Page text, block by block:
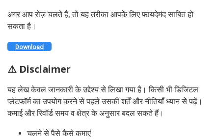
अगर आप रोज़ चलते हैं, तो यह तरीका आपके लिए फायदेमंद साबित हो
सकता है।
Download
⚠️ Disclaimer
यह लेख केवल जानकारी के उद्देश्य से लिखा गया है। किसी भी डिजिटल
प्लेटफॉर्म का उपयोग करने से पहले उसकी शर्तें और नीतियाँ ध्यान से पढ़ें।
कमाई और रिवॉर्ड समय व क्षेत्र के अनुसार बदल सकते हैं।
चलने से पैसे कैसे कमाएं